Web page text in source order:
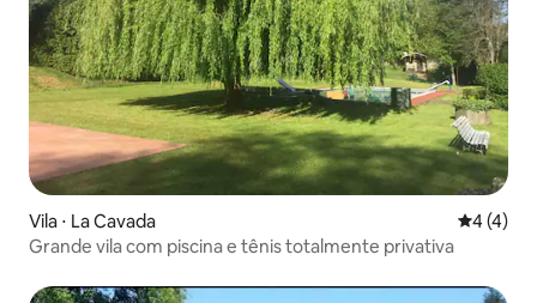
Vila ⋅ La Cavada 4 de
4 (4)
Grande vila com piscina e tênis totalmente privativa